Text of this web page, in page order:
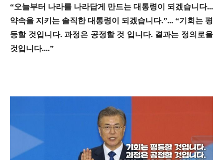
“오늘부터 나라를 나라답게 만드는 대통령이 되겠습니다...
약속을 지키는 솔직한 대통령이 되겠습니다.”... “기회는 평
등할 것입니다. 과정은 공정할 것 입니다. 결과는 정의로울
것입니다....”